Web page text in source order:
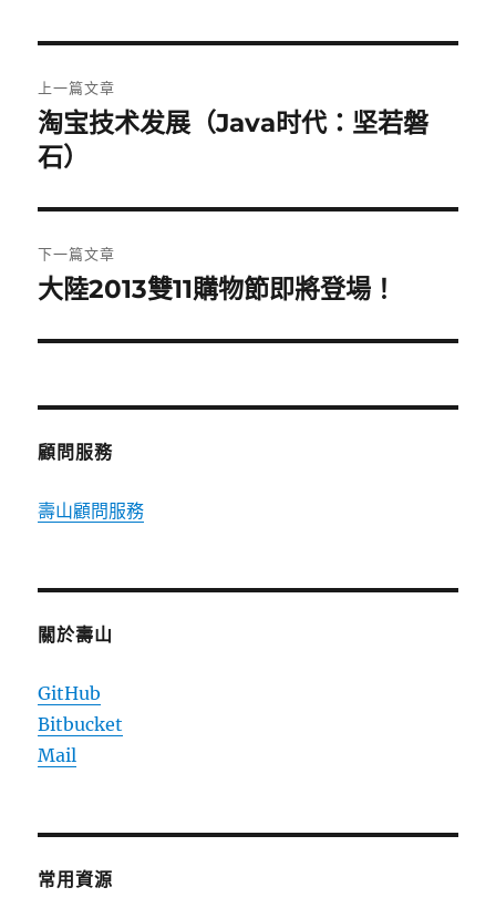
章
導
覽
上一篇文章
上
一
文
章:
淘宝技术发展（Java时代：坚若磐
石）
下一篇文章
下
篇
章:
大陸2013雙11購物節即將登場！
顧問服務
壽山顧問服務
關於壽山
GitHub
Bitbucket
Mail
常用資源